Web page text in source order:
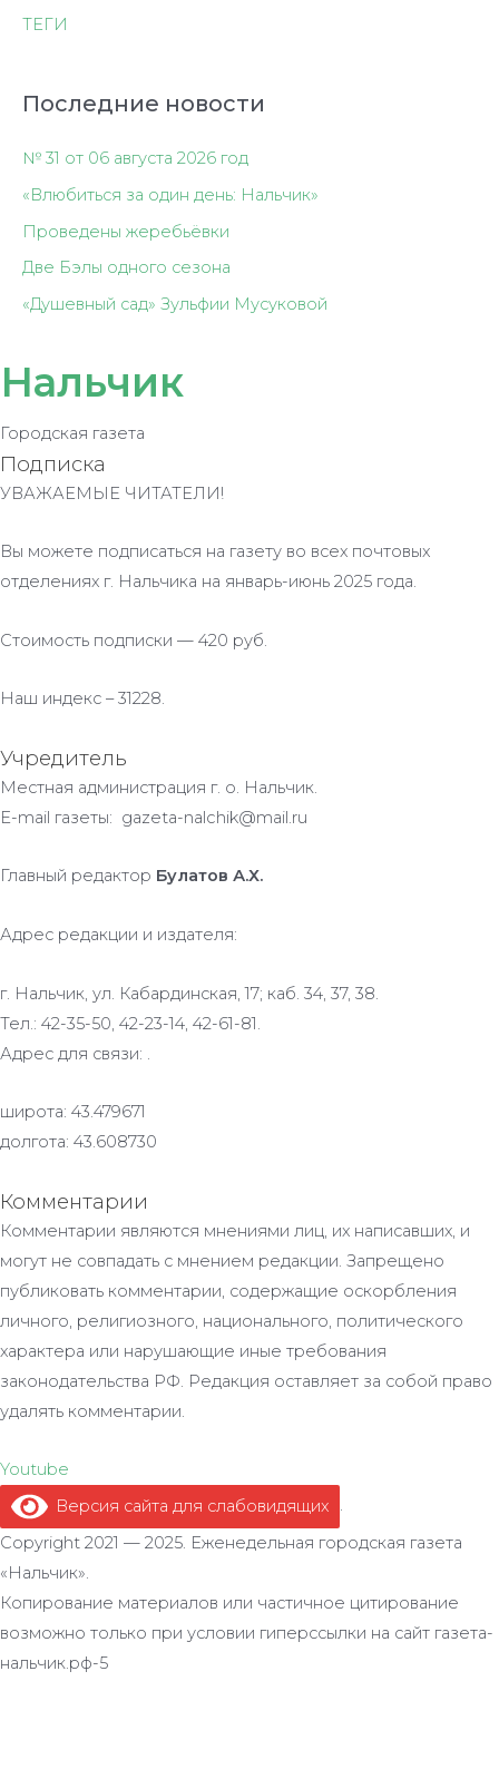
ТЕГИ
Последние новости
№ 31 от 06 августа 2026 год
«Влюбиться за один день: Нальчик»
Проведены жеребьёвки
Две Бэлы одного сезона
«Душевный сад» Зульфии Мусуковой
Нальчик
Городская газета
Подписка
УВАЖАЕМЫЕ ЧИТАТЕЛИ!
Вы можете подписаться на газету во всех почтовых
отделениях г. Нальчика на январь-июнь 2025 года.
Стоимость подписки — 420 руб.
Наш индекс – 31228.
Учредитель
Местная администрация г. о. Нальчик.
E-mail газеты: gazeta-nalchik@mail.ru
Главный редактор Булатов А.Х.
Адрес редакции и издателя:
г. Нальчик, ул. Кабардинская, 17; каб. 34, 37, 38.
Тел.: 42-35-50, 42-23-14, 42-61-81.
Адрес для связи: .
широта: 43.479671
долгота: 43.608730
Комментарии
Комментарии являются мнениями лиц, их написавших, и
могут не совпадать с мнением редакции. Запрещено
публиковать комментарии, содержащие оскорбления
личного, религиозного, национального, политического
характера или нарушающие иные требования
законодательства РФ. Редакция оставляет за собой право
удалять комментарии.
Youtube
Версия сайта для слабовидящих
.
Copyright 2021 — 2025. Еженедельная городская газета
«Нальчик».
Копирование материалов или частичное цитирование
возможно только при условии гиперссылки на сайт газета-
нальчик.рф-5